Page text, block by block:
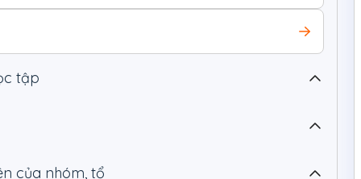
tập
tập
tập
của nhóm, tổ